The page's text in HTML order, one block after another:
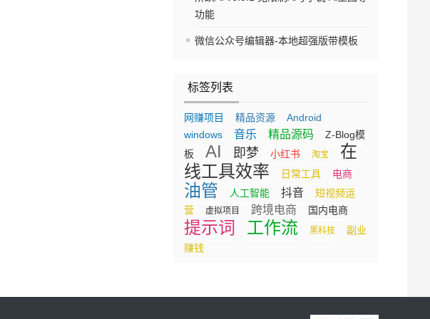
功能
微信公众号编辑器-本地超强版带模板
标签列表
网赚项目 精品资源
Android
windows
音乐 精品源码
Z-Blog模
板
AI 即梦 小红书 淘宝
在
线工具效率
日常工具 电商
油管 人工智能 抖音
短视频运
营
虚拟项目 跨境电商 国内电商
提示词 工作流 黑科技
副业
赚钱